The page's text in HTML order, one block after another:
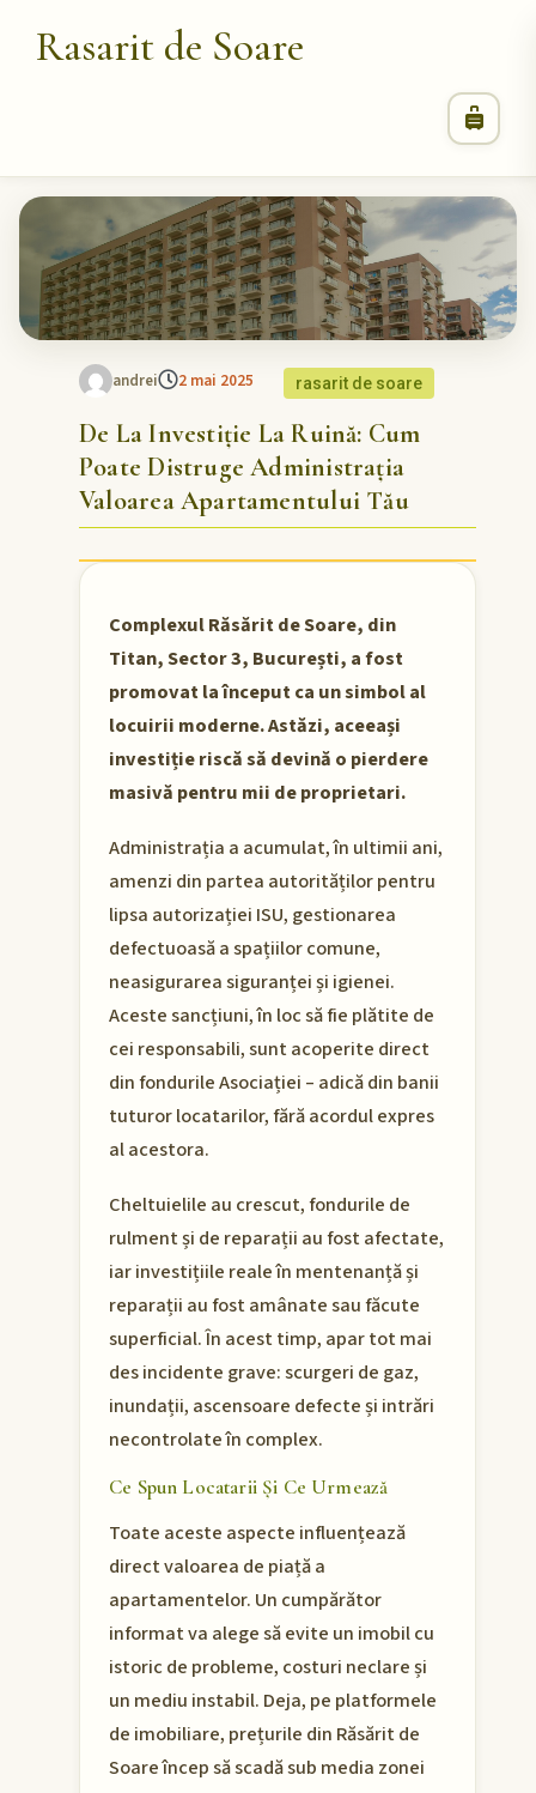
Rasarit de Soare
andrei 2 mai 2025 rasarit de soare
De La Investiție La Ruină: Cum
Poate Distruge Administrația
Valoarea Apartamentului Tău
Complexul Răsărit de Soare, din
Titan, Sector 3, București, a fost
promovat la început ca un simbol al
locuirii moderne. Astăzi, aceeași
investiție riscă să devină o pierdere
masivă pentru mii de proprietari.
Administrația a acumulat, în ultimii ani,
amenzi din partea autorităților pentru
lipsa autorizației ISU, gestionarea
defectuoasă a spațiilor comune,
neasigurarea siguranței și igienei.
Aceste sancțiuni, în loc să fie plătite de
cei responsabili, sunt acoperite direct
din fondurile Asociației – adică din banii
tuturor locatarilor, fără acordul expres
al acestora.
Cheltuielile au crescut, fondurile de
rulment și de reparații au fost afectate,
iar investițiile reale în mentenanță și
reparații au fost amânate sau făcute
superficial. În acest timp, apar tot mai
des incidente grave: scurgeri de gaz,
inundații, ascensoare defecte și intrări
necontrolate în complex.
Ce Spun Locatarii Și Ce Urmează
Toate aceste aspecte influențează
direct valoarea de piață a
apartamentelor. Un cumpărător
informat va alege să evite un imobil cu
istoric de probleme, costuri neclare și
un mediu instabil. Deja, pe platformele
de imobiliare, prețurile din Răsărit de
Soare încep să scadă sub media zonei